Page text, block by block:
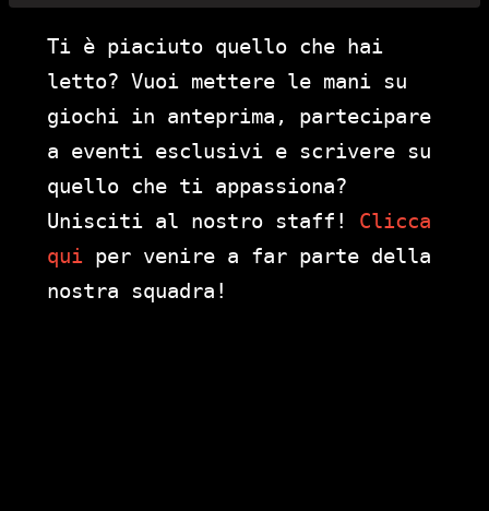
Ti è piaciuto quello che hai
letto? Vuoi mettere le mani su
giochi in anteprima, partecipare
a eventi esclusivi e scrivere su
quello che ti appassiona?
Unisciti al nostro staff! Clicca
qui per venire a far parte della
nostra squadra!